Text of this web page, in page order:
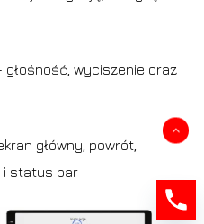
0,00zł
głośność, wyciszenie oraz
główny, powrót,
i status bar